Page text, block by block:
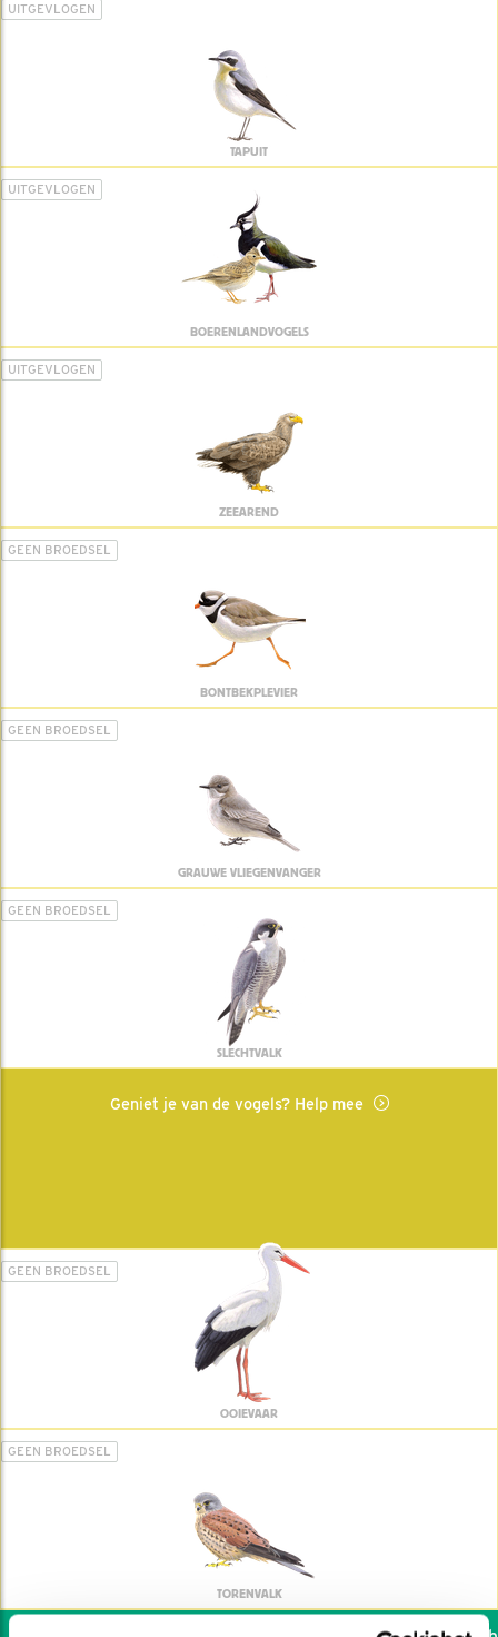
UITGEVLOGEN
TAPUIT
UITGEVLOGEN
BOERENLANDVOGELS
UITGEVLOGEN
ZEEAREND
GEEN BROEDSEL
BONTBEKPLEVIER
GEEN BROEDSEL
GRAUWE VLIEGENVANGER
GEEN BROEDSEL
SLECHTVALK
Geniet je van de vogels? Help mee
GEEN BROEDSEL
OOIEVAAR
GEEN BROEDSEL
TORENVALK